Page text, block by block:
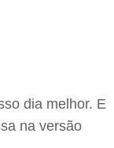
dia melhor. E
na versão